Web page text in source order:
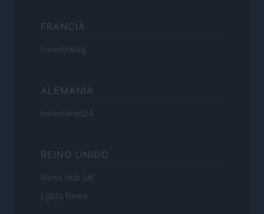
FRANCIA
InvestirMag
ALEMANIA
Investieren24
REINO UNIDO
News Hub UK
Lgbtq News